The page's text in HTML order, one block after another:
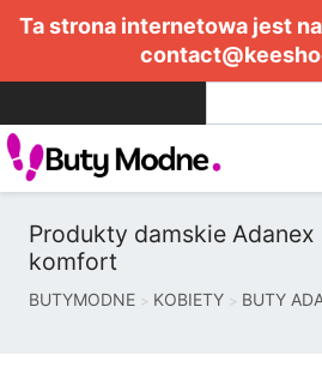
Ta strona internetowa jest
Produkty damskie
komfort
BUTYMODNE KOBIETY BUTY